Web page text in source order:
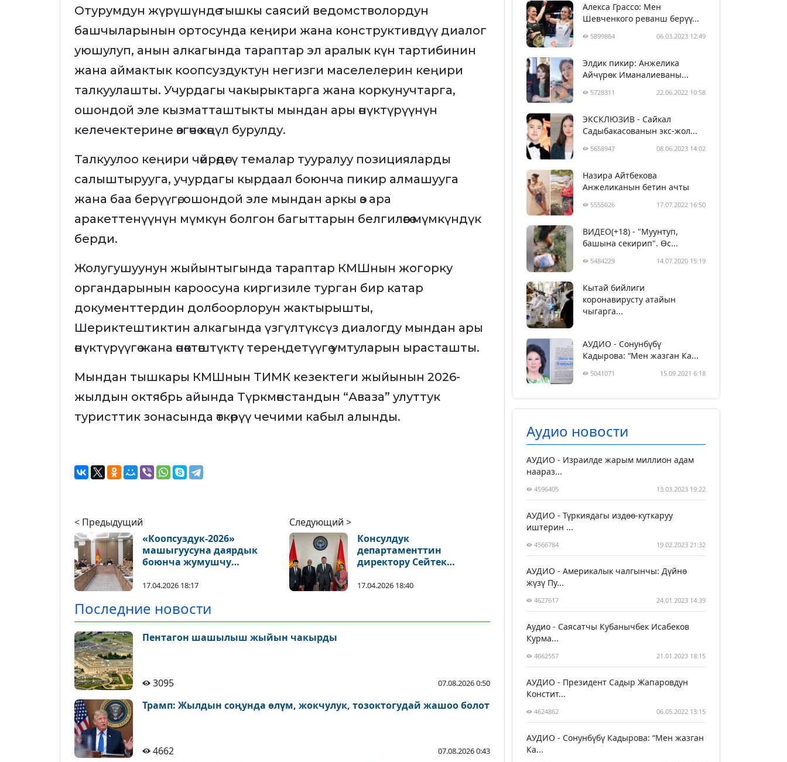
Отурумдун жүрүшүндө тышкы саясий ведомстволордун
башчыларынын ортосунда кеңири жана конструктивдүү диалог
уюшулуп, анын алкагында тараптар эл аралык күн тартибинин
жана аймактык коопсуздуктун негизги маселелерин кеңири
талкуулашты. Учурдагы чакырыктарга жана коркунучтарга,
ошондой эле кызматташтыкты мындан ары өнүктүрүүнүн
келечектерине өзгөчө көңүл бурулду.
Талкуулоо кеңири чөйрөдөгү темалар тууралуу позицияларды
салыштырууга, учурдагы кырдаал боюнча пикир алмашууга
жана баа берүүгө, ошондой эле мындан аркы өз ара
аракеттенүүнүн мүмкүн болгон багыттарын белгилөөгө мүмкүндүк
берди.
Жолугушуунун жыйынтыгында тараптар КМШнын жогорку
органдарынын кароосуна киргизиле турган бир катар
документтердин долбоорлорун жактырышты,
Шериктештиктин алкагында үзгүлтүксүз диалогду мындан ары
өнүктүрүүгө жана өнөктөштүктү тереңдетүүгө умтуларын ырасташты.
Мындан тышкары КМШнын ТИМК кезектеги жыйынын 2026-
жылдын октябрь айында Түркмөнстандын “Аваза” улуттук
туристтик зонасында өткөрүү чечими кабыл алынды.
< Предыдущий
«Коопсуздук-2026»
машыгуусуна даярдык
боюнча жумушчу
17.04.2026 18:17
Следующий >
Консулдук
департаменттин
директору Сейтек
Бангладештин Элчиси
17.04.2026 18:40
Последние новости
Пентагон шашылыш жыйын чакырды
3095 07.08.2026 0:50
Трамп: Жылдын соңунда өлүм, жокчулук, тозоктогудай жашоо болот
4662 07.08.2026 0:43
Алекса Грассо: Мен
Шевченкого реванш берүү...
5899884 06.03.2023 12:49
Элдик пикир: Анжелика
Айчүрөк Иманалиеваны...
5728311 22.06.2022 10:58
ЭКСКЛЮЗИВ - Сайкал
Садыбакасованын экс-жол...
5658947 08.06.2023 14:02
Назира Айтбекова
Анжеликанын бетин ачты
5555026 17.07.2022 16:50
ВИДЕО(+18) - "Муунтуп,
башына секирип". Өс...
5484229 14.07.2020 15:19
Кытай бийлиги
коронавирусту атайын
чыгарга...
АУДИО - Сонунбүбү
Кадырова: “Мен жазган Ка...
5041071 15.09.2021 6:18
Аудио новости
АУДИО - Израилде жарым миллион адам
наараз...
4596405 13.03.2023 19:22
АУДИО - Түркиядагы издөө-куткаруу
иштерин ...
4566784 19.02.2023 21:32
АУДИО - Америкалык чалгынчы: Дүйнө
жүзү Пу...
4627617 24.01.2023 14:39
Аудио - Саясатчы Кубанычбек Исабеков
Курма...
4662557 21.01.2023 18:15
АУДИО - Президент Садыр Жапаровдун
Констит...
4624862 06.05.2022 13:15
АУДИО - Сонунбүбү Кадырова: “Мен жазган
Ка...